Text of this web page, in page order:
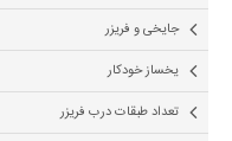
جایخی و فریزر
یخساز خودکار
تعداد طبقات درب فریزر